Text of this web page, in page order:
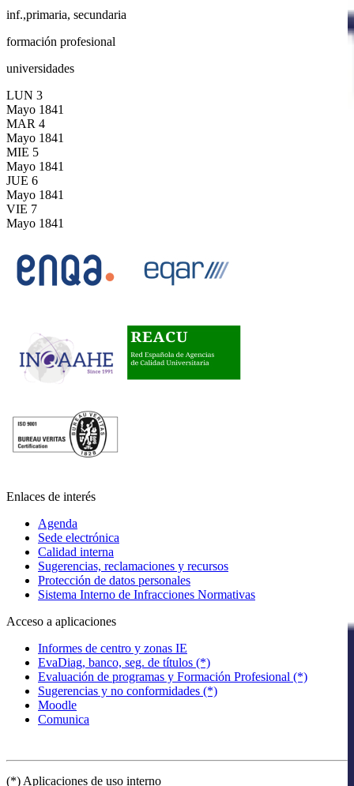
inf.,primaria, secundaria
formación profesional
universidades
LUN 3
Mayo 1841
MAR 4
Mayo 1841
MIE 5
Mayo 1841
JUE 6
Mayo 1841
VIE 7
Mayo 1841
Enlaces de interés
Agenda
Sede electrónica
Calidad interna
Sugerencias, reclamaciones y recursos
Protección de datos personales
Sistema Interno de Infracciones Normativas
Acceso a aplicaciones
Informes de centro y zonas IE
EvaDiag, banco, seg. de títulos (*)
Evaluación de programas y Formación Profesional (*)
Sugerencias y no conformidades (*)
Moodle
Comunica
(*) Aplicaciones de uso interno